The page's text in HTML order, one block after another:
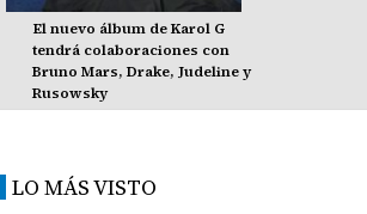
El nuevo álbum de Karol G
tendrá colaboraciones con
Bruno Mars, Drake, Judeline y
Rusowsky
LO MÁS VISTO